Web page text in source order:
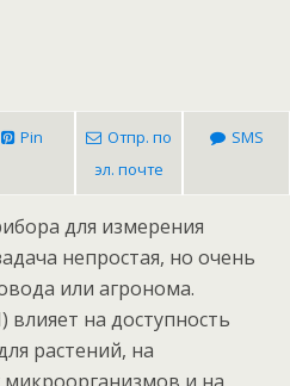
Pin
Отпр. по
эл. почте
SMS
для измерения
непростая, но очень
или агронома.
влияет на доступность
растений, на